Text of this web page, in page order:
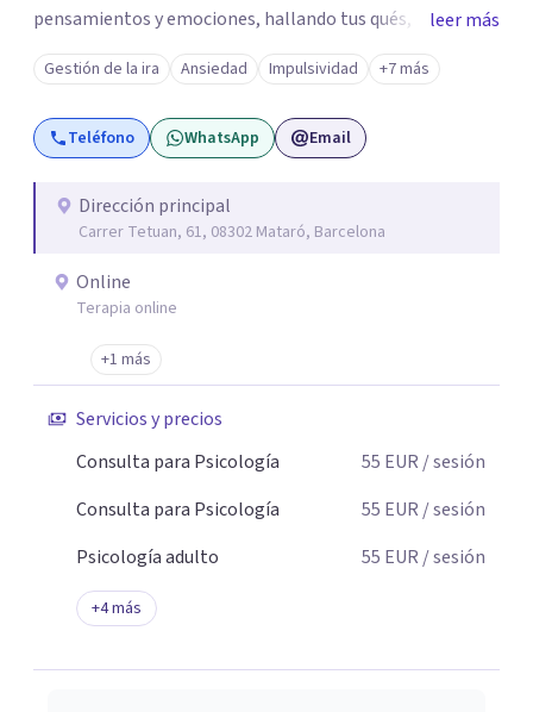
pensamientos y emociones, hallando tus qués, tus
cómos, tus porqués, tus cuándos y tus dóndes a lo largo
de tu vida. Así, podrás desenredar el lío que es vivir, podrás
aceptar quien eres: un ser humano que siente, que piensa
y que hace; un ser que se contradice, que tiene dudas y que
leer más
Gestión de la ira Ansiedad Impulsividad +7 más
Teléfono WhatsApp Email
Dirección principal
Carrer Tetuan, 61, 08302 Mataró, Barcelona
Online
Terapia online
+1 más
Servicios y precios
Consulta para Psicología
55 EUR / sesión
Consulta para Psicología
55 EUR / sesión
Psicología adulto
55 EUR / sesión
+4más